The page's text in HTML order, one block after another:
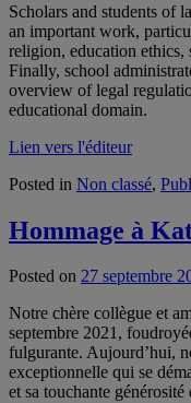
Scholars and students of
an important work,
religion, education ethics,
Finally, school
overview of legal
educational domain.
Lien vers l'éditeur
Posted in Non classé,
Hommage à
Posted on 27 septembre
Notre chère collègue et
septembre 2021,
fulgurante. Aujourd’hui,
exceptionnelle qui se
et sa touchante générosité